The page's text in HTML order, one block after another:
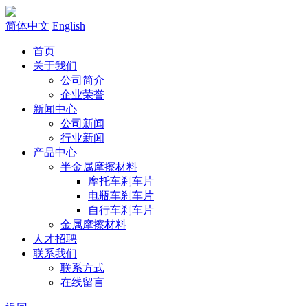
简体中文 English
首页
关于我们
公司简介
企业荣誉
新闻中心
公司新闻
行业新闻
产品中心
半金属摩擦材料
摩托车刹车片
电瓶车刹车片
自行车刹车片
金属摩擦材料
人才招聘
联系我们
联系方式
在线留言